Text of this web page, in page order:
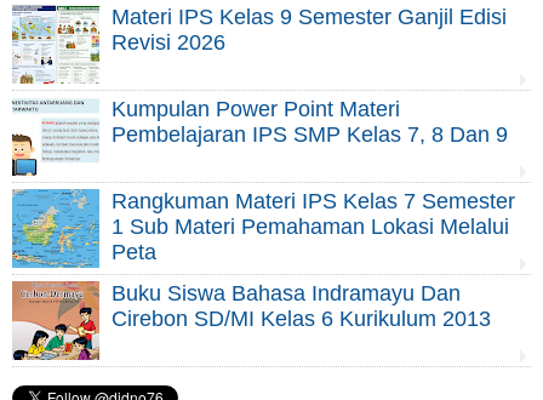
Materi IPS Kelas 9 Semester Ganjil Edisi
Revisi 2026
Kumpulan Power Point Materi
Pembelajaran IPS SMP Kelas 7, 8 Dan 9
Rangkuman Materi IPS Kelas 7 Semester
1 Sub Materi Pemahaman Lokasi Melalui
Peta
Buku Siswa Bahasa Indramayu Dan
Cirebon SD/MI Kelas 6 Kurikulum 2013